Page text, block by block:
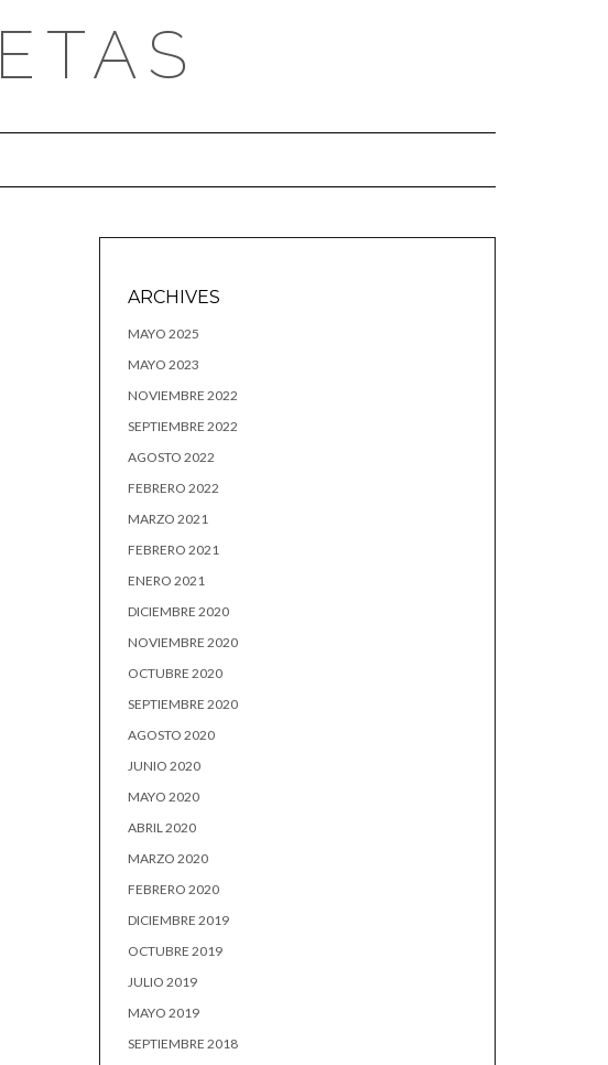
ARCHIVES
MAYO 2025
MAYO 2023
NOVIEMBRE 2022
SEPTIEMBRE 2022
AGOSTO 2022
FEBRERO 2022
MARZO 2021
FEBRERO 2021
ENERO 2021
DICIEMBRE 2020
NOVIEMBRE 2020
OCTUBRE 2020
SEPTIEMBRE 2020
AGOSTO 2020
JUNIO 2020
MAYO 2020
ABRIL 2020
MARZO 2020
FEBRERO 2020
DICIEMBRE 2019
OCTUBRE 2019
JULIO 2019
MAYO 2019
SEPTIEMBRE 2018